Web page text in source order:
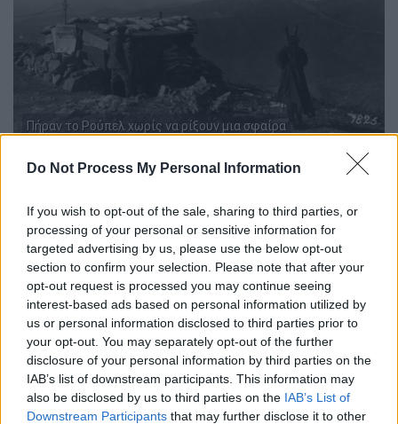
Do Not Process My Personal Information
If you wish to opt-out of the sale, sharing to third parties, or
processing of your personal or sensitive information for
targeted advertising by us, please use the below opt-out
section to confirm your selection. Please note that after your
opt-out request is processed you may continue seeing
interest-based ads based on personal information utilized by
us or personal information disclosed to third parties prior to
your opt-out. You may separately opt-out of the further
disclosure of your personal information by third parties on the
IAB’s list of downstream participants. This information may
also be disclosed by us to third parties on the IAB’s List of
Downstream Participants that may further disclose it to other
Πήραν το Ρούπελ χωρίς να ρίξουν μια σφαίρα
Έτσι, οι Βούλγαροι ως σύμμαχοι των
της Ανατολικής Μακεδονίας, χωρίς καν να
υπάρχει εμπόλεμη κατάσταση μεταξύ
Ελλάδας και Βουλγαρίας.
Σφαγές και λεηλασίες
Και άρχισε το απεχθές έργο των γειτόνων
μας, που στα χέρια τους έχουν δεινοπαθήσει
η περιοχές της Μακεδονίας, όχι μόνο τότε,
αλλά και πιο πριν – το 1912-13 - και στη